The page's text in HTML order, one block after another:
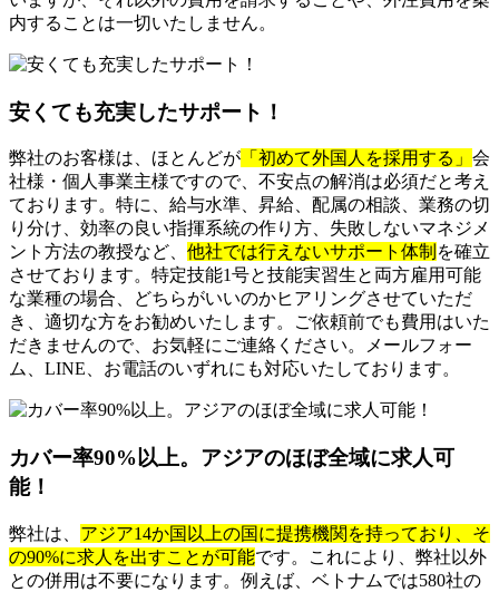
内することは一切いたしません。
安くても充実したサポート！
弊社のお客様は、ほとんどが 「初めて外国人を採用する」 会
社様・個人事業主様ですので、不安点の解消は必須だと考え
ております。特に、給与水準、昇給、配属の相談、業務の切
り分け、効率の良い指揮系統の作り方、失敗しないマネジメ
ント方法の教授など、 他社では行えないサポート体制 を確立
させております。特定技能1号と技能実習生と両方雇用可能
な業種の場合、どちらがいいのかヒアリングさせていただ
き、適切な方をお勧めいたします。ご依頼前でも費用はいた
だきませんので、お気軽にご連絡ください。メールフォー
ム、LINE、お電話のいずれにも対応いたしております。
カバー率90%以上。アジアのほぼ全域に求人可
能！
弊社は、 アジア14か国以上の国に提携機関を持っており、そ
の90%に求人を出すことが可能です。これにより、弊社以外
との併用は不要になります。例えば、ベトナムでは580社の